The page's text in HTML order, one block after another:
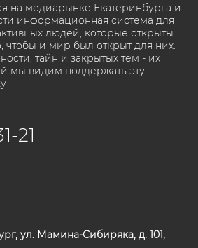
на медиарынке Екатеринбурга и
информационная система для
людей, которые открыты
чтобы и мир был открыт для них.
тайн и закрытых тем - их
мы видим поддержать эту
21
ул. Мамина-Сибиряка, д. 101,